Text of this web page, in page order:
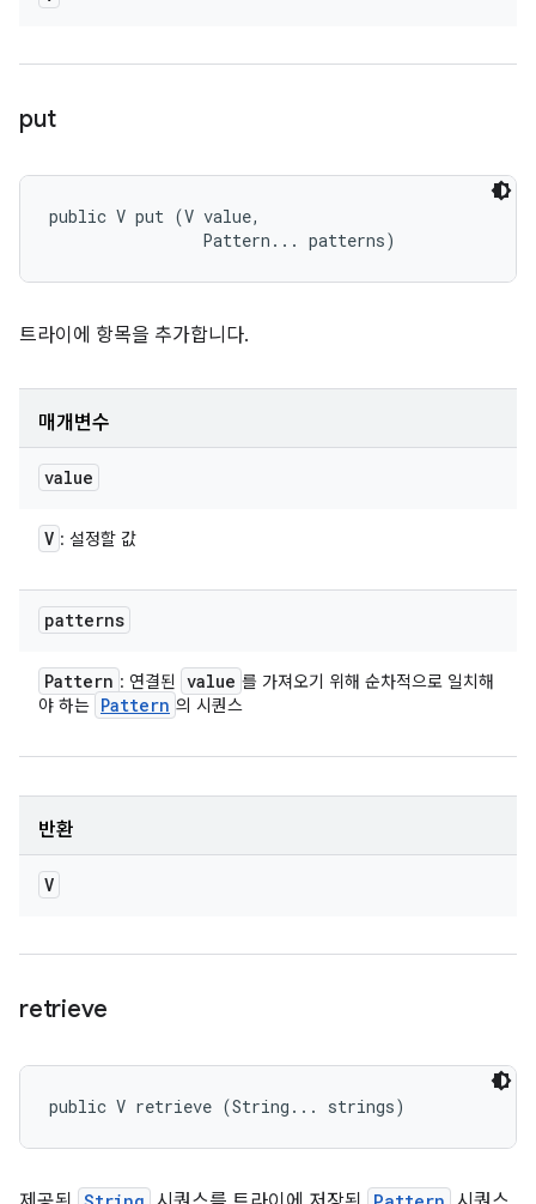
put
public V put (V value,
                Pattern... patterns)
트라이에 항목을 추가합니다.
매개변수
value
V : 설정할 값
patterns
Pattern : 연결된 value 를 가져오기 위해 순차적으로 일치해
야 하는 Pattern 의 시퀀스
반환
V
retrieve
public V retrieve (String... strings)